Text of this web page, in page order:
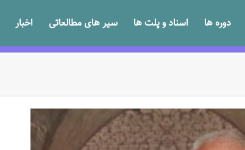
دوره ها اسناد و پلت ها سیر های مطالعاتی اخبار